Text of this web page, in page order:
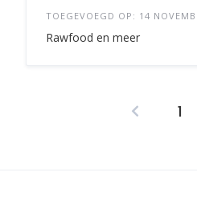
TOEGEVOEGD OP: 14
Rawfood en meer
1